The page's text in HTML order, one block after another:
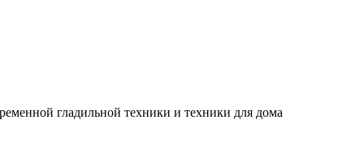
гладильной техники и техники для дома